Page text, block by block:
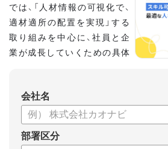
では、「人材情報の可視化で、
適材適所の配置を実現」する
取り組みを中心に、社員と企
業が成長していくための具体
【資料の内容】
・不適切な人員配置の要因と悪影響
・データドリブンな人材配置のメリット
会社名
部署区分